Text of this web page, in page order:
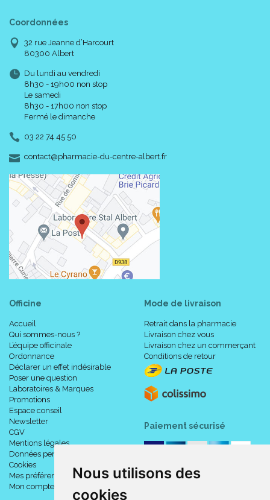
Nous utilisons des
cookies
Coordonnées
32 rue Jeanne d’Harcourt
80300 Albert
Du lundi au vendredi
8h30 - 19h00 non stop
Le samedi
8h30 - 17h00 non stop
Fermé le dimanche
03 22 74 45 50
contact-
@-
pharmacie-du-centre-albert.fr
Officine
Accueil
Qui sommes-nous ?
L’équipe officinale
Ordonnance
Déclarer un effet indésirable
Poser une question
Laboratoires & Marques
Promotions
Espace conseil
Newsletter
CGV
Mentions légales
Données personnelles
Cookies
Mes préférences Cookies
Mon compte
Mode de livraison
Retrait dans la pharmacie
Livraison chez vous
Livraison chez un commerçant
Conditions de retour
Paiement sécurisé